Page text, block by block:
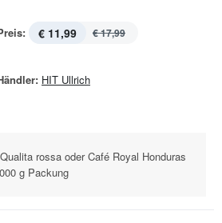
€ 11,99 € 17,99
HIT Ullrich
rossa oder Café Royal Honduras
g Packung